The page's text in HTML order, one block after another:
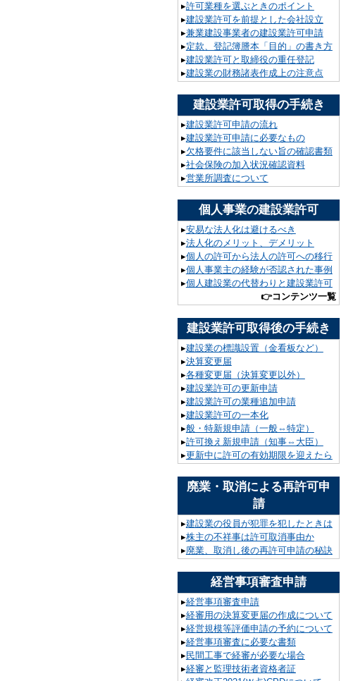
▸許可業種を選ぶときのポイント
▸建設業許可を前提とした会社設立
▸兼業建設事業者の建設業許可申請
▸定款、登記簿謄本「目的」の書き方
▸建設業許可と取締役の重任登記
▸建設業の財務諸表作成上の注意点
建設業許可取得の手続き
▸建設業許可申請の流れ
▸建設業許可申請に必要なもの
▸欠格要件に該当しない旨の確認書類
▸社会保険の加入状況確認資料
▸営業所調査について
個人事業の建設業許可
▸安易な法人化は避けるべき
▸法人化のメリット、デメリット
▸個人の許可から法人の許可への移行
▸個人事業主の経験が否認された事例
▸個人建設業の代替わりと建設業許可
👉コンテンツ一覧
建設業許可取得後の手続き
▸建設業の標識設置（金看板など）
▸決算変更届
▸各種変更届（決算変更以外）
▸建設業許可の更新申請
▸建設業許可の業種追加申請
▸建設業許可の一本化
▸般・特新規申請（一般⇔特定）
▸許可換え新規申請（知事⇔大臣）
▸更新中に許可の有効期限を迎えたら
廃業・取消による再許可申
請
▸建設業の役員が犯罪を犯したときは
▸株主の不祥事は許可取消事由か
▸廃業、取消し後の再許可申請の秘訣
経営事項審査申請
▸経営事項審査申請
▸経審用の決算変更届の作成について
▸経営規模等評価申請の予約について
▸経営事項審査に必要な書類
▸民間工事で経審が必要な場合
▸経審と監理技術者資格者証